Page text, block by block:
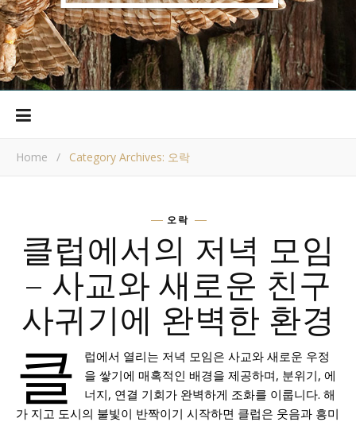
Home / Category Archives: 오락
오락
클럽에서의 저녁 모임
– 사교와 새로운 친구
사귀기에 완벽한 환경
클
럽에서 열리는 저녁 모임은 사교와 새로운 우정
을 쌓기에 매혹적인 배경을 제공하며, 분위기, 에
너지, 연결 기회가 완벽하게 조화를 이룹니다. 해
가 지고 도시의 불빛이 반짝이기 시작하면 클럽은 웃음과 흥미